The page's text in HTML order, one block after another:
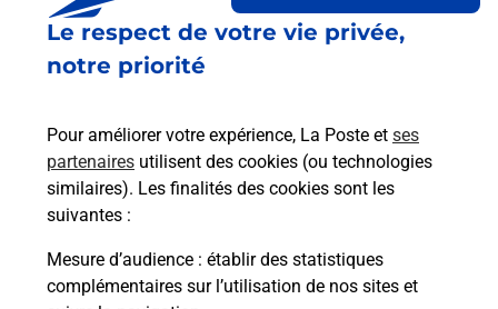
Le respect de votre vie privée,
notre priorité
Pour améliorer votre expérience, La Poste et ses
partenaires utilisent des cookies (ou technologies
similaires). Les finalités des cookies sont les
suivantes :
Mesure d’audience : établir des statistiques
complémentaires sur l’utilisation de nos sites et
Boîte aux lettres La Poste
Collecte du courrier aujourd'hui à
Rue De La Forge
Laissac Severac L Eglise
Itinéraire
Le lien s'ouvre dans un nouvel onglet
Boîte aux lettres La Poste
Le lien s'ouvre dans un nouvel onglet